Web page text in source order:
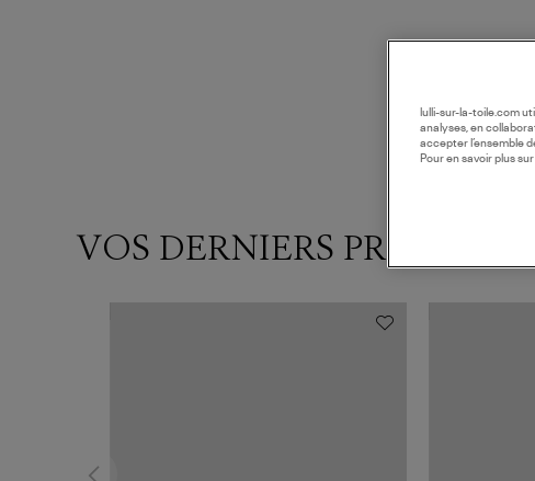
VOS DERNIERS PRODUITS
lulli-sur-la-toile.com
analyses, en
accepter l’ensemble
Pour en savoir plus